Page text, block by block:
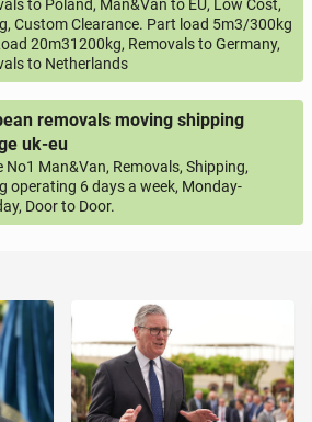
to Poland, Man&Van to EU, Low Cost,
Custom Clearance. Part load 5m3/300kg
20m31200kg, Removals to Germany,
to Netherlands
removals moving shipping
uk-eu
No1 Man&Van, Removals, Shipping,
operating 6 days a week, Monday-
Door to Door.